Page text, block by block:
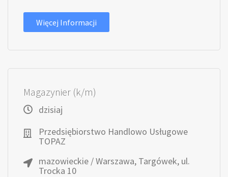
Więcej Informacji
Magazynier (k/m)
dzisiaj
Przedsiębiorstwo Handlowo Usługowe
TOPAZ
mazowieckie / Warszawa, Targówek, ul.
Trocka 10